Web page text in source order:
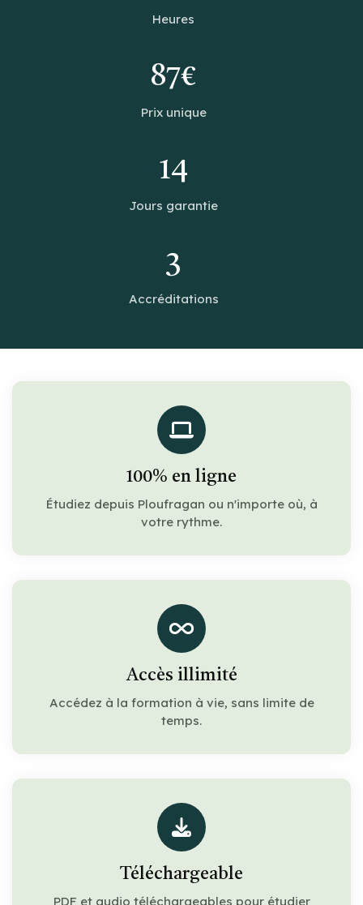
Heures
87€
Prix unique
14
Jours garantie
3
Accréditations
100% en ligne
Étudiez depuis Ploufragan ou n'importe où, à
votre rythme.
Accès illimité
Accédez à la formation à vie, sans limite de
temps.
Téléchargeable
PDF et audio téléchargeables pour étudier